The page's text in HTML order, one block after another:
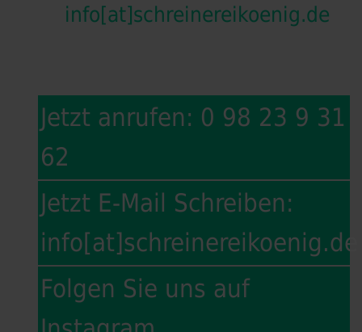
info[at]schreinereikoenig.de
Jetzt anrufen: 0 98 23 9 31
62
Jetzt E-Mail Schreiben:
info[at]schreinereikoenig.de
Folgen Sie uns auf